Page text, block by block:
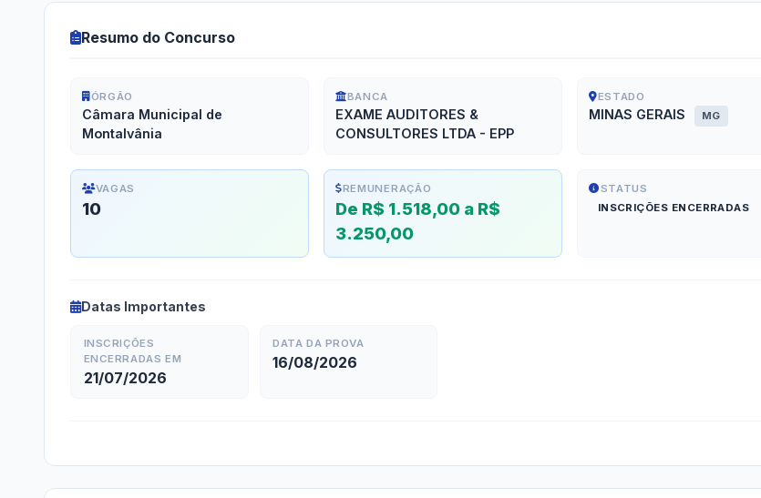
Resumo do Concurso
ÓRGÃO
Câmara Municipal de
Montalvânia
BANCA
EXAME AUDITORES &
CONSULTORES LTDA - EPP
ESTADO
MINAS GERAIS MG
VAGAS
10
REMUNERAÇÃO
De R$ 1.518,00 a R$
3.250,00
STATUS
INSCRIÇÕES ENCERRADAS
Datas Importantes
INSCRIÇÕES
ENCERRADAS EM
21/07/2026
DATA DA PROVA
16/08/2026